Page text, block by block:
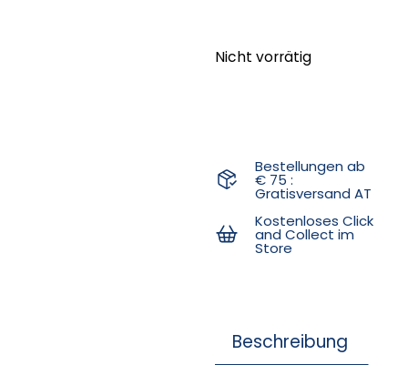
Nicht vorrätig
Bestellungen ab
€ 75 :
Gratisversand AT
Kostenloses Click
and Collect im
Store
Beschreibung